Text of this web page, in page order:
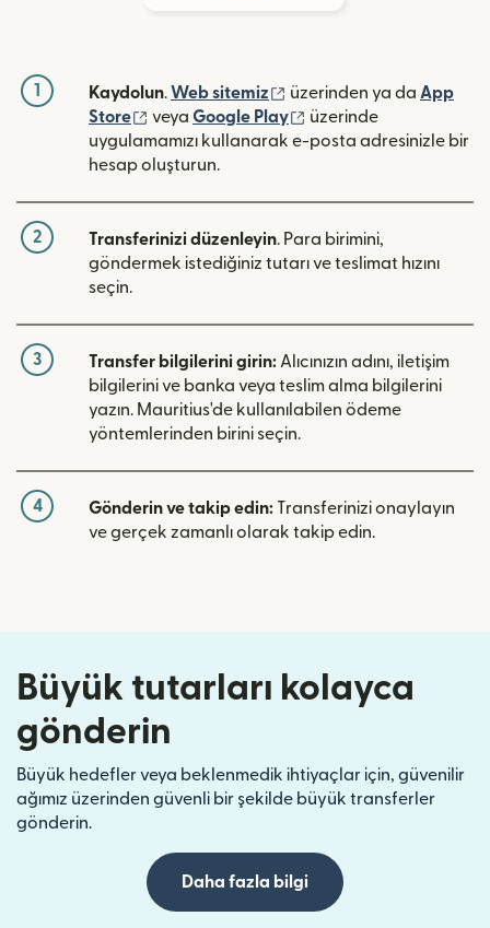
1 Kaydolun.Web sitemiz (yeni pencerede açılır)
üzerinden ya da App
Store
(yeni pencerede açılır)
veya Google Play (yeni pencerede açılır)
üzerinde
uygulamamızı kullanarak e-posta adresinizle bir
hesap oluşturun.
2 Transferinizi düzenleyin. Para birimini,
göndermek istediğiniz tutarı ve teslimat hızını
seçin.
3 Transfer bilgilerini girin: Alıcınızın adını, iletişim
bilgilerini ve banka veya teslim alma bilgilerini
yazın. Mauritius'de kullanılabilen ödeme
yöntemlerinden birini seçin.
4 Gönderin ve takip edin: Transferinizi onaylayın
ve gerçek zamanlı olarak takip edin.
Büyük tutarları kolayca
gönderin
Büyük hedefler veya beklenmedik ihtiyaçlar için, güvenilir
ağımız üzerinden güvenli bir şekilde büyük transferler
gönderin.
Daha fazla bilgi